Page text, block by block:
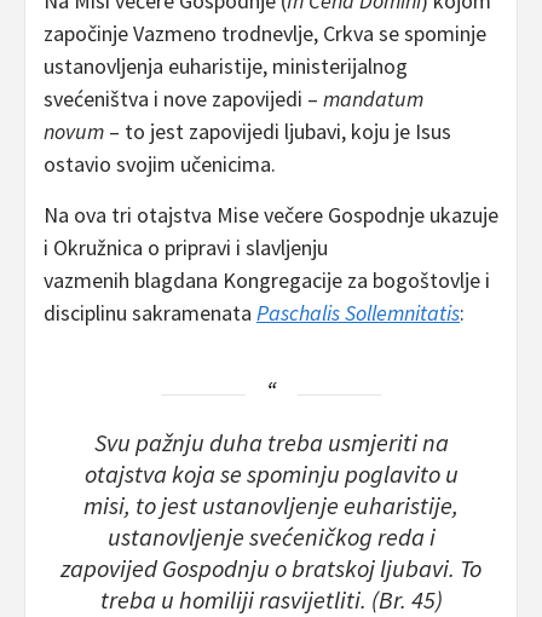
započinje Vazmeno trodnevlje, Crkva se spominje
ustanovljenja euharistije, ministerijalnog
svećeništva i nove zapovijedi – mandatum
novum – to jest zapovijedi ljubavi, koju je Isus
ostavio svojim učenicima.
Na ova tri otajstva Mise večere Gospodnje ukazuje
i Okružnica o pripravi i slavljenju
vazmenih blagdana Kongregacije za bogoštovlje i
disciplinu sakramenata Paschalis Sollemnitatis:
Svu pažnju duha treba usmjeriti na
otajstva koja se spominju poglavito u
misi, to jest ustanovljenje euharistije,
ustanovljenje svećeničkog reda i
zapovijed Gospodnju o bratskoj ljubavi. To
treba u homiliji rasvijetliti. (Br. 45)